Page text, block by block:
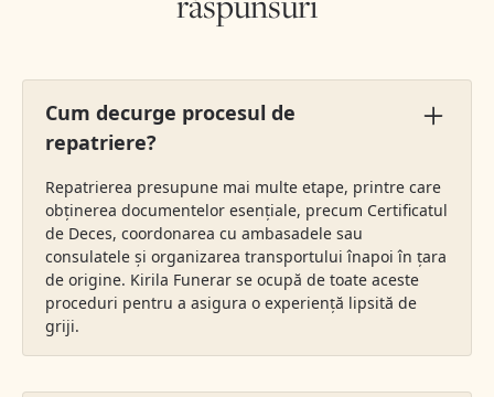
Cum decurge procesul de
repatriere?
Repatrierea presupune mai multe etape, printre care
obținerea documentelor esențiale, precum Certificatul
de Deces, coordonarea cu ambasadele sau
consulatele și organizarea transportului înapoi în țara
de origine. Kirila Funerar se ocupă de toate aceste
proceduri pentru a asigura o experiență lipsită de
griji.